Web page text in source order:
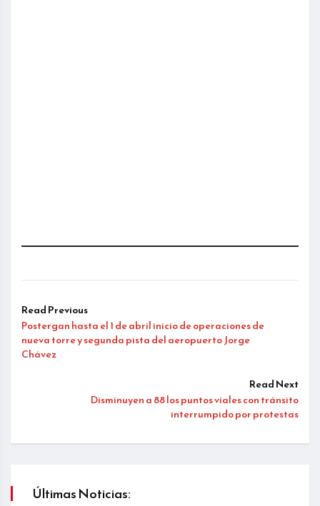
Read Previous
Postergan hasta el 1 de abril inicio de operaciones de
nueva torre y segunda pista del aeropuerto Jorge
Chávez
Read Next
Disminuyen a 88 los puntos viales con tránsito
interrumpido por protestas
Últimas Noticias: